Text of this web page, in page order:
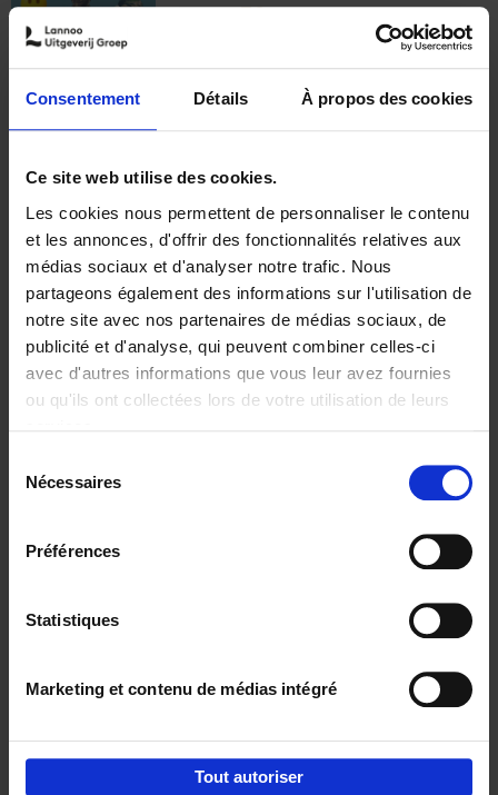
Consentement Détails À propos des cookies
Ce site web utilise des cookies.
Les cookies nous permettent de personnaliser le contenu
et les annonces, d'offrir des fonctionnalités relatives aux
médias sociaux et d'analyser notre trafic. Nous
partageons également des informations sur l'utilisation de
notre site avec nos partenaires de médias sociaux, de
publicité et d'analyse, qui peuvent combiner celles-ci
avec d'autres informations que vous leur avez fournies
ou qu'ils ont collectées lors de votre utilisation de leurs
Nécessaires
Préférences
Statistiques
Marketing et contenu de médias intégré
Tout autoriser
€37,50
Building Bonds = Building
Business
Jochen Roef Jozefien De Feyter
Carolien Boom
Couverture souple
2025 200
€29,99
Digital marketing like a PRO -
completely revised edition (EN)